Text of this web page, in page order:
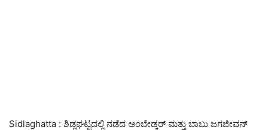
Sidlaghatta : ಶಿಡ್ಲಘಟ್ಟದಲ್ಲಿ ನಡೆದ ಅಂಬೇಡ್ಕರ್ ಮತ್ತು ಬಾಬು ಜಗಜೀವನ್